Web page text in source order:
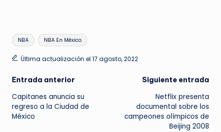
Etiquetas:
NBA NBA En México
Última actualización el 17 agosto, 2022
Navegación
de
entradas
Entrada anterior
Capitanes anuncia su
regreso a la Ciudad de
México
Siguiente entrada
Netflix presenta
documental sobre los
campeones olímpicos de
Beijing 2008